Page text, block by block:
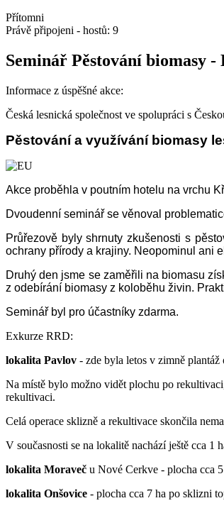
Přítomni
Právě připojeni - hostů: 9
Seminář Pěstování biomasy -
Informace z úspěšné akce:
Česká lesnická společnost ve spolupráci s
Pěstování a využívání biomasy
Akce proběhla v poutním hotelu na vrchu
Dvoudenní seminář se věnoval
Průřezově byly shrnuty zkušenosti s
ochrany přírody a krajiny. Neopominul ani
Druhý den jsme se zaměřili na biomasu
z odebírání biomasy z koloběhu živin.
Seminář byl pro účastníky zdarma.
Exkurze RRD:
lokalita Pavlov - zde byla letos v zimně
Na místě bylo možno vidět plochu po
rekultivaci.
Celá operace sklizně a rekultivace skončila
V současnosti se na lokalitě nachází ještě cca 1
lokalita Moraveč u Nové Cerkve - plocha cca
lokalita Onšovice - plocha cca 7 ha po sklizni